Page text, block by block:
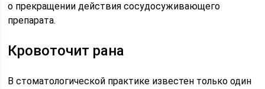
о прекращении действия сосудосуживающего
препарата.
Кровоточит рана
В стоматологической практике известен только один